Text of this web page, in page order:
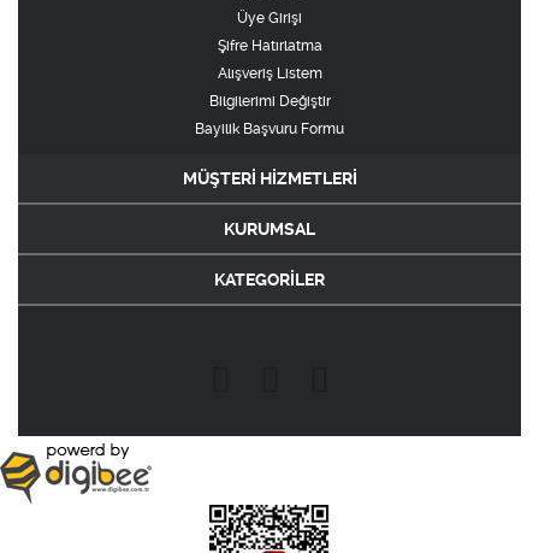
Üye Girişi
Şifre Hatırlatma
Alışveriş Listem
Bilgilerimi Değiştir
Bayilik Başvuru Formu
MÜŞTERİ HİZMETLERİ
KURUMSAL
KATEGORİLER